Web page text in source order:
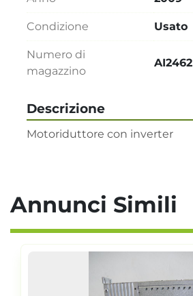
Descrizione
Motoriduttore con inverter
Condizione Usato
Numero di
magazzino
AI2462
Annunci Simili